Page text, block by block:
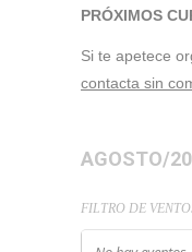
PRÓXIMOS
Si te apetece
contacta sin
AGOSTO/
FILTRO DE